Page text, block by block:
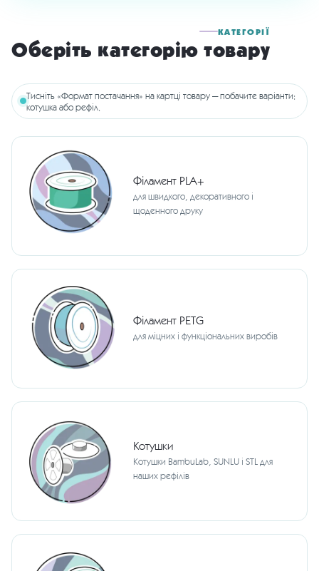
КАТЕГОРІЇ
Оберіть категорію товару
Тисніть «Формат постачання» на картці товару — побачите варіанти:
котушка або рефіл.
Філамент PLA+
для швидкого, декоративного і
щоденного друку
Філамент PETG
для міцних і функціональних виробів
Котушки
Котушки BambuLab, SUNLU і STL для
наших рефілів